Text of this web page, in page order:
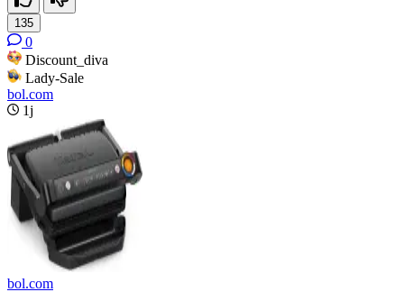
135
0
Discount_diva
Lady-Sale
bol.com
1j
bol.com